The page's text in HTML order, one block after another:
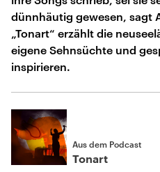
dünnhäutig gewesen, sagt
„Tonart“ erzählt die
eigene Sehnsüchte und
inspirieren.
Aus dem Podcast
Tonart